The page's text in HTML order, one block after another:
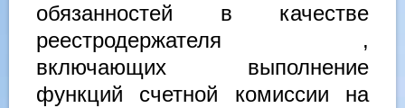
обязанностей в качестве
реестродержателя ,
включающих выполнение
функций счетной комиссии на